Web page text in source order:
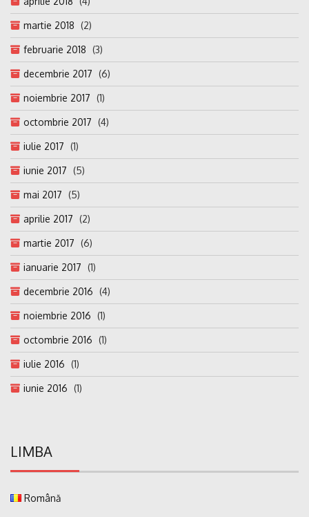
martie 2018 (2)
februarie 2018 (3)
decembrie 2017 (6)
noiembrie 2017 (1)
octombrie 2017 (4)
iulie 2017 (1)
iunie 2017 (5)
mai 2017 (5)
aprilie 2017 (2)
martie 2017 (6)
ianuarie 2017 (1)
decembrie 2016 (4)
noiembrie 2016 (1)
octombrie 2016 (1)
iulie 2016 (1)
iunie 2016 (1)
LIMBA
Română